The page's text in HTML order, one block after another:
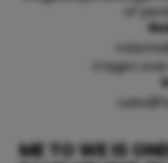
ME TO WE IS
of
Vragen